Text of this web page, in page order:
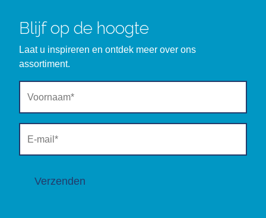
Blijf op de hoogte
Laat u inspireren en ontdek meer over ons
assortiment.
Verzenden